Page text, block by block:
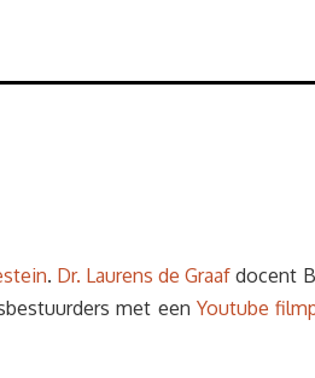
. Dr. Laurens de Graaf docent
met een Youtube